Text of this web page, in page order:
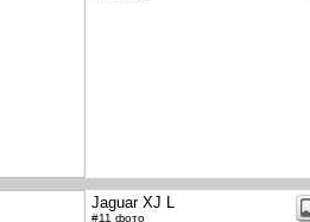
Jaguar XJ L
#11 фото